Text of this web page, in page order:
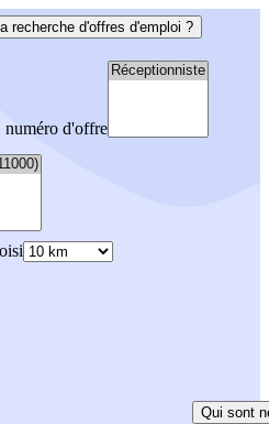
recherche d'offres d'emploi ?
numéro d'offre
Qui sont